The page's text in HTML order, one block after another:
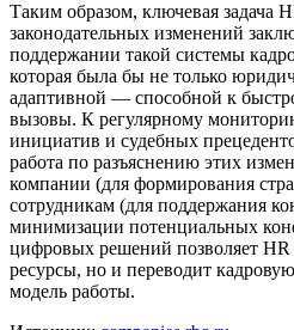
Таким образом, ключевая задача
законодательных изменений
поддержании такой системы
которая была бы не только
адаптивной — способной к
вызовы. К регулярному
инициатив и судебных
работа по разъяснению этих
компании (для формирования
сотрудникам (для поддержания
минимизации потенциальных
цифровых решений позволяет HR
ресурсы, но и переводит
модель работы.